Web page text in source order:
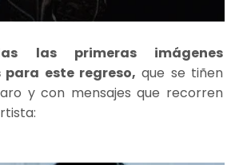
las primeras imágenes
para este regreso, que se tiñen
y con mensajes que recorren